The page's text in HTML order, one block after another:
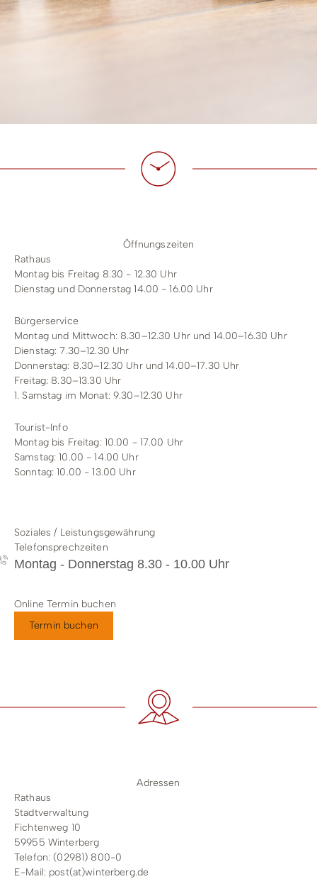
Forstbetrieb
Öffnungszeiten
Rathaus
Montag bis Freitag 8.30 - 12.30 Uhr
Dienstag und Donnerstag 14.00 - 16.00 Uhr
Bürgerservice
Montag und Mittwoch: 8.30–12.30 Uhr und 14.00–16.30 Uhr
Dienstag: 7.30–12.30 Uhr
Donnerstag: 8.30–12.30 Uhr und 14.00–17.30 Uhr
Freitag: 8.30–13.30 Uhr
1. Samstag im Monat: 9.30–12.30 Uhr
Tourist-Info
Montag bis Freitag: 10.00 - 17.00 Uhr
Samstag: 10.00 - 14.00 Uhr
Sonntag: 10.00 - 13.00 Uhr
Soziales / Leistungsgewährung
Telefonsprechzeiten
Montag - Donnerstag 8.30 - 10.00 Uhr
Online Termin buchen
Termin buchen
Adressen
Rathaus
Stadtverwaltung
Fichtenweg 10
59955 Winterberg
Telefon: (02981) 800-0
E-Mail: post(at)winterberg.de